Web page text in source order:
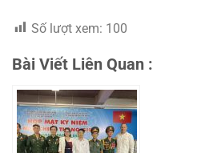
Số lượt xem: 100
Bài Viết Liên Quan :